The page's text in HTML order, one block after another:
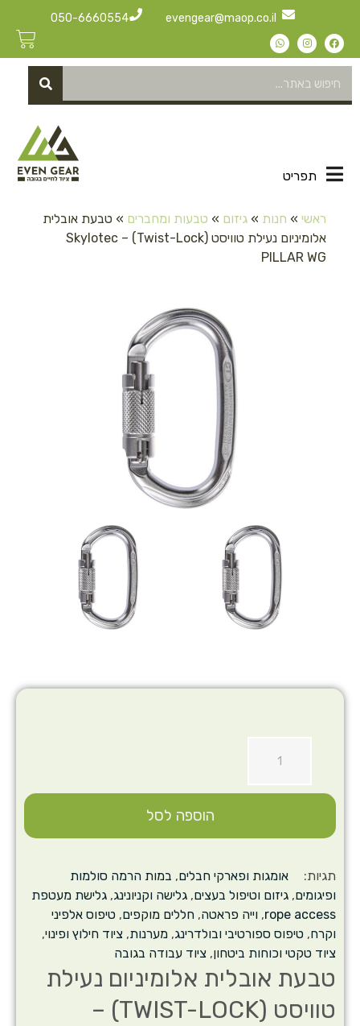
evengear@maop.co.il
050-6660554
תפריט
ראשי » חנות » גיזום » טבעות ומחברים » טבעת אובלית
אלומיניום נעילת טוויסט (Twist-Lock) – Skylotec
PILLAR WG
טבעת אובלית אלומיניום נעילת
טוויסט (TWIST-LOCK) –
הוספה לסל
תגיות: אומגות ופארקי חבלים, במות הרמה סולמות
ופיגומים, גיזום וטיפול בעצים, גלישה וקניונינג, גלישת מעטפת
rope access
, וייה פראטה, חללים מוקפים, טיפוס אלפיני
וקרח, טיפוס ספורטיבי ובולדרינג, מערנות, ציוד חילוץ ופינוי,
ציוד טקטי וכוחות ביטחון, ציוד עבודה בגובה